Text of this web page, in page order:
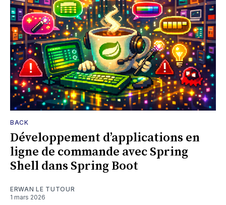
BACK
Développement d’applications en
ligne de commande avec Spring
Shell dans Spring Boot
ERWAN LE TUTOUR
1 mars 2026